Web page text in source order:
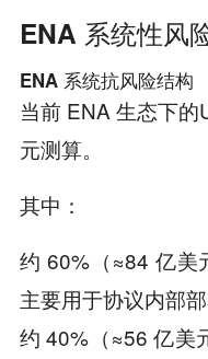
ENA 系统性风
ENA 系统抗风险结构
当前 ENA 生态下
元测算。
其中：
约 60%（≈84 亿美
主要用于协议内部
约 40%（≈56 亿美